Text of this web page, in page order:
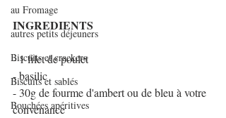
au Fromage
autres petits déjeuners
Biscuits et crackers
Biscuits et sablés
Bouchées apéritives
INGREDIENTS
- 1 filet de poulet
- basilic
- 30g de fourme d'ambert ou de bleu à votre
convenance